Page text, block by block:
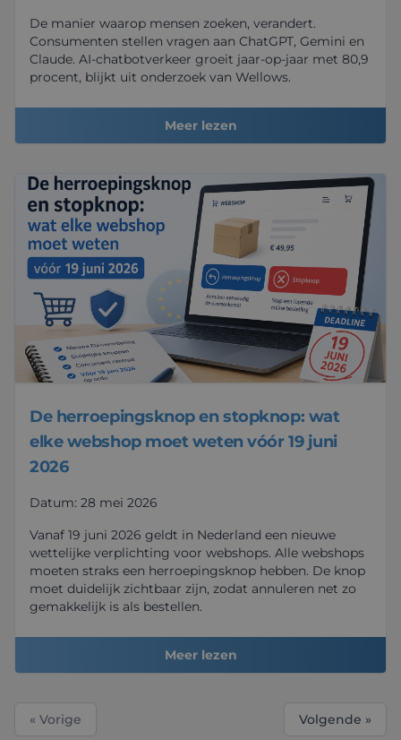
De manier waarop mensen zoeken, verandert.
Consumenten stellen vragen aan ChatGPT, Gemini en
Claude. AI-chatbotverkeer groeit jaar-op-jaar met 80,9
procent, blijkt uit onderzoek van Wellows.
Meer lezen
De herroepingsknop en stopknop: wat
elke webshop moet weten vóór 19 juni
2026
Datum: 28 mei 2026
Vanaf 19 juni 2026 geldt in Nederland een nieuwe
wettelijke verplichting voor webshops. Alle webshops
moeten straks een herroepingsknop hebben. De knop
moet duidelijk zichtbaar zijn, zodat annuleren net zo
gemakkelijk is als bestellen.
Meer lezen
« Vorige Volgende »